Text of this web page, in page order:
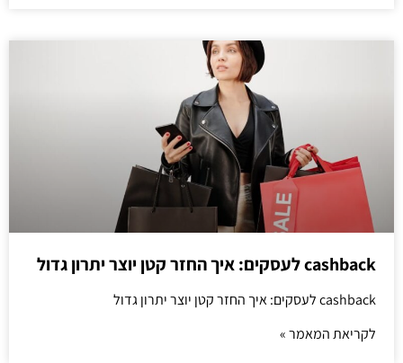
cashback לעסקים: איך החזר קטן יוצר יתרון גדול
cashback לעסקים: איך החזר קטן יוצר יתרון גדול
לקריאת המאמר »